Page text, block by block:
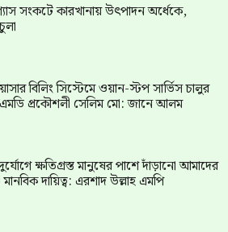
সংকটে কারখানায় উৎপাদন অর্ধেকে,
বিলিং সিস্টেমে ওয়ান-স্টপ সার্ভিস চালুর
প্রকৌশলী সেলিম মো: জানে আলম
ক্ষতিগ্রস্ত মানুষের পাশে দাঁড়ানো আমাদের
দায়িত্ব: এরশাদ উল্লাহ এমপি